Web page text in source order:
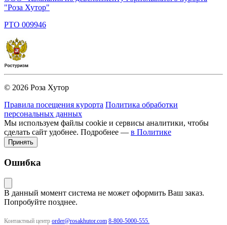
"Роза Хутор"
PTO 009946
© 2026 Роза Хутор
Правила посещения курорта Политика обработки
персональных данных
Мы используем файлы cookie и сервисы аналитики, чтобы
сделать сайт удобнее. Подробнее — в Политике
Принять
Ошибка
В данный момент система не может оформить Ваш заказ.
Попробуйте позднее.
Контактный центр order@rosakhutor.com 8-800-5000-555.